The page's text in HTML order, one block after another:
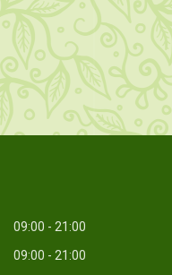
09:00
21:00
09:00
21:00